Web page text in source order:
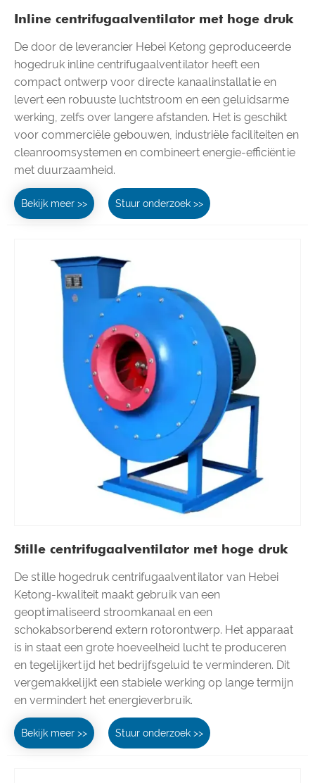
Inline centrifugaalventilator met hoge druk
De door de leverancier Hebei Ketong geproduceerde
hogedruk inline centrifugaalventilator heeft een
compact ontwerp voor directe kanaalinstallatie en
levert een robuuste luchtstroom en een geluidsarme
werking, zelfs over langere afstanden. Het is geschikt
voor commerciële gebouwen, industriële faciliteiten en
cleanroomsystemen en combineert energie-efficiëntie
met duurzaamheid.
Bekijk meer >> Stuur onderzoek >>
Stille centrifugaalventilator met hoge druk
De stille hogedruk centrifugaalventilator van Hebei
Ketong-kwaliteit maakt gebruik van een
geoptimaliseerd stroomkanaal en een
schokabsorberend extern rotorontwerp. Het apparaat
is in staat een grote hoeveelheid lucht te produceren
en tegelijkertijd het bedrijfsgeluid te verminderen. Dit
vergemakkelijkt een stabiele werking op lange termijn
en vermindert het energieverbruik.
Bekijk meer >> Stuur onderzoek >>